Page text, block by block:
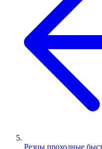
Резцы проходные